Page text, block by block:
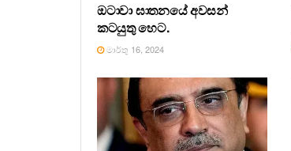
ඔටාවා ඝාතනයේ අවසන්
කටයුතු හෙට.
මාර්තු 16, 2024